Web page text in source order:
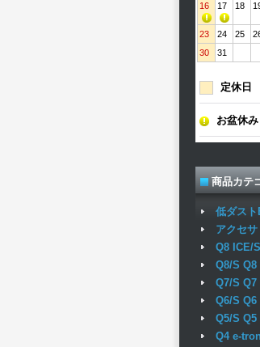
16 17 18
23 24 25
30
31
定休日
お盆休み
商品カテ
低ダス
アクセサ
Q8 ICE/
Q8/S Q8
Q7/S Q7
Q6/S Q6
Q5/S Q5
Q4 e-tron